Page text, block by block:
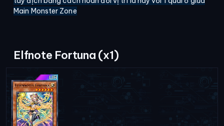
Main Monster Zone
Elfnote Fortuna (x1)